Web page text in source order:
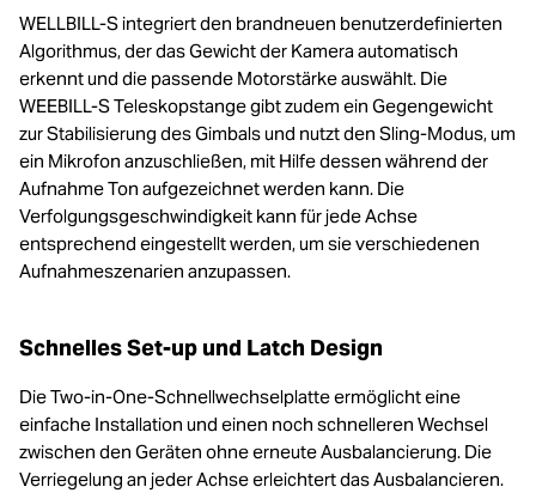
WELLBILL-S integriert den brandneuen benutzerdefinierten
Algorithmus, der das Gewicht der Kamera automatisch
erkennt und die passende Motorstärke auswählt. Die
WEEBILL-S Teleskopstange gibt zudem ein Gegengewicht
zur Stabilisierung des Gimbals und nutzt den Sling-Modus, um
ein Mikrofon anzuschließen, mit Hilfe dessen während der
Aufnahme Ton aufgezeichnet werden kann. Die
Verfolgungsgeschwindigkeit kann für jede Achse
entsprechend eingestellt werden, um sie verschiedenen
Aufnahmeszenarien anzupassen.
Schnelles Set-up und Latch Design
Die Two-in-One-Schnellwechselplatte ermöglicht eine
einfache Installation und einen noch schnelleren Wechsel
zwischen den Geräten ohne erneute Ausbalancierung. Die
Verriegelung an jeder Achse erleichtert das Ausbalancieren.